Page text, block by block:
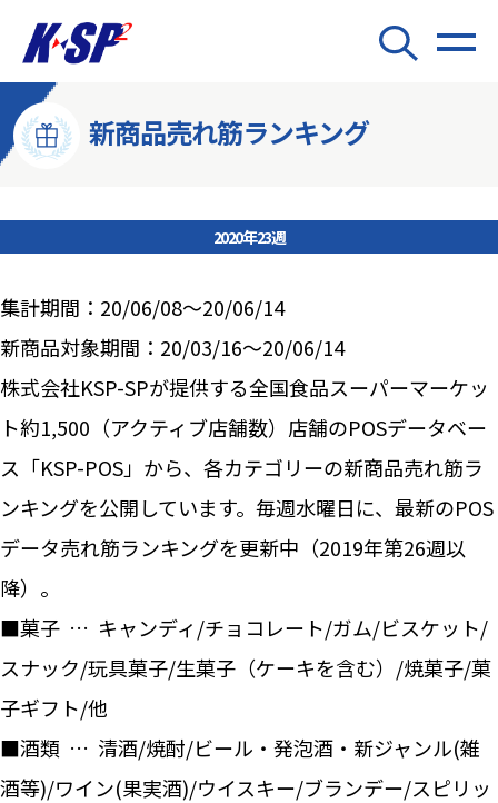
新商品売れ筋ランキング
2020年23週
集計期間：20/06/08～20/06/14
新商品対象期間：20/03/16～20/06/14
株式会社KSP-SPが提供する全国食品スーパーマーケッ
ト約1,500（アクティブ店舗数）店舗のPOSデータベー
ス「KSP-POS」から、各カテゴリーの新商品売れ筋ラ
ンキングを公開しています。毎週水曜日に、最新のPOS
データ売れ筋ランキングを更新中（2019年第26週以
降）。
■菓子 … キャンディ/チョコレート/ガム/ビスケット/
スナック/玩具菓子/生菓子（ケーキを含む）/焼菓子/菓
子ギフト/他
■酒類 … 清酒/焼酎/ビール・発泡酒・新ジャンル(雑
酒等)/ワイン(果実酒)/ウイスキー/ブランデー/スピリッ